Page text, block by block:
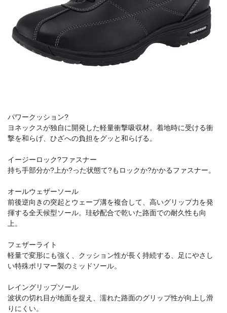
パワークッション?
ヨネックスが独自に開発した軽量衝撃吸収材。着地時に受ける衝
撃を和らげ、ひざへの負担をグッと和らげる。
イージーロック?ファスナー
持ち手部分か?上か?った状態て?もロックか?かかるファスナー。
オールウェザーソール
前後逆向きの突起とウェーブ溝を複合して、高いグリップ力を発
揮する全天候型ソール。珪砂配合で乾いた路面での耐久性も向
上。
フェザーライト
軽量で変形にも強く、クッション性が長く持続する、足にやさし
い特殊ポリマー製のミッドソール。
レイングリップソール
波状の切れ目が地面を捉え、濡れた路面のグリップ性が向上し滑
りにくい。